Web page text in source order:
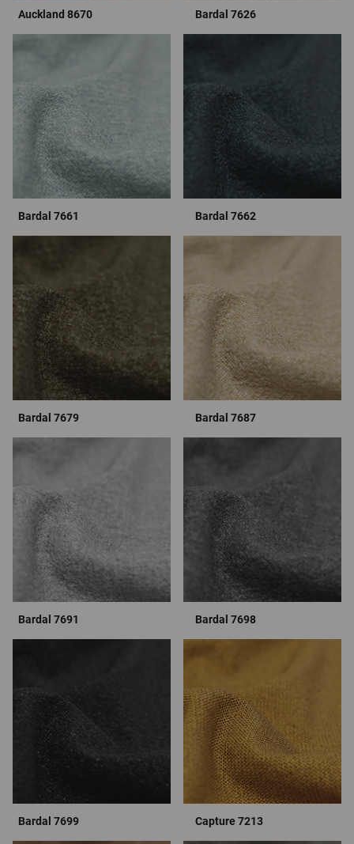
Auckland 8670 Bardal 7626
Bardal 7661 Bardal 7662
Bardal 7679 Bardal 7687
Bardal 7691 Bardal 7698
Bardal 7699 Capture 7213